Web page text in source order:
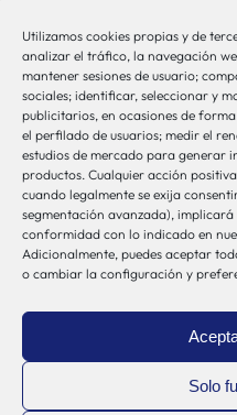
Utilizamos cookies propias y de
analizar el tráfico, la navegación
mantener sesiones de usuario;
sociales; identificar, seleccionar y
publicitarios, en ocasiones de
el perfilado de usuarios; medir el
estudios de mercado para
productos. Cualquier acción
cuando legalmente se exija
segmentación avanzada),
conformidad con lo indicado en
Adicionalmente, puedes aceptar
o cambiar la configuración y
Solo
bio-
944 00 77 90
Otros
Osakidetza